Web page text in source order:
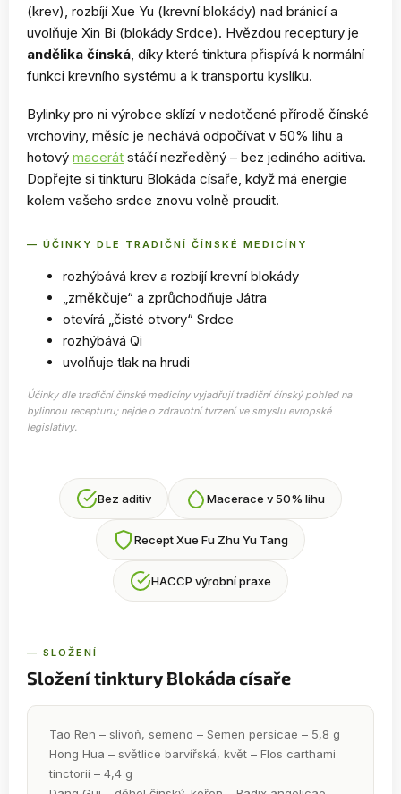
(krev), rozbíjí Xue Yu (krevní blokády) nad bránicí a
uvolňuje Xin Bi (blokády Srdce). Hvězdou receptury je
andělika čínská, díky které tinktura přispívá k normální
funkci krevního systému a k transportu kyslíku.
Bylinky pro ni výrobce sklízí v nedotčené přírodě čínské
vrchoviny, měsíc je nechává odpočívat v 50% lihu a
hotový macerát stáčí nezředěný – bez jediného aditiva.
Dopřejte si tinkturu Blokáda císaře, když má energie
kolem vašeho srdce znovu volně proudit.
— ÚČINKY DLE TRADIČNÍ ČÍNSKÉ MEDICÍNY
rozhýbává krev a rozbíjí krevní blokády
„změkčuje“ a zprůchodňuje Játra
otevírá „čisté otvory“ Srdce
rozhýbává Qi
uvolňuje tlak na hrudi
Účinky dle tradiční čínské medicíny vyjadřují tradiční čínský pohled na
bylinnou recepturu; nejde o zdravotní tvrzení ve smyslu evropské
legislativy.
Bez aditiv Macerace v 50% lihu
Recept Xue Fu Zhu Yu Tang
HACCP výrobní praxe
— SLOŽENÍ
Složení tinktury Blokáda císaře
Tao Ren – slivoň, semeno – Semen persicae – 5,8 g
Hong Hua – světlice barvířská, květ – Flos carthami
tinctorii – 4,4 g